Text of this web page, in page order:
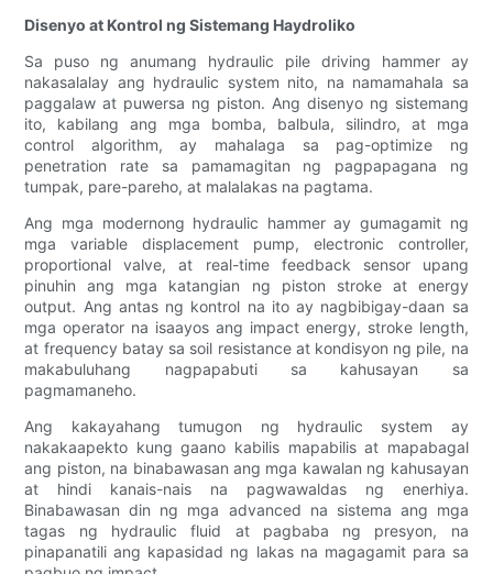
Disenyo at Kontrol ng Sistemang Haydroliko
Sa puso ng anumang hydraulic pile driving hammer ay
nakasalalay ang hydraulic system nito, na namamahala sa
paggalaw at puwersa ng piston. Ang disenyo ng sistemang
ito, kabilang ang mga bomba, balbula, silindro, at mga
control algorithm, ay mahalaga sa pag-optimize ng
penetration rate sa pamamagitan ng pagpapagana ng
tumpak, pare-pareho, at malalakas na pagtama.
Ang mga modernong hydraulic hammer ay gumagamit ng
mga variable displacement pump, electronic controller,
proportional valve, at real-time feedback sensor upang
pinuhin ang mga katangian ng piston stroke at energy
output. Ang antas ng kontrol na ito ay nagbibigay-daan sa
mga operator na isaayos ang impact energy, stroke length,
at frequency batay sa soil resistance at kondisyon ng pile, na
makabuluhang nagpapabuti sa kahusayan sa
pagmamaneho.
Ang kakayahang tumugon ng hydraulic system ay
nakakaapekto kung gaano kabilis mapabilis at mapabagal
ang piston, na binabawasan ang mga kawalan ng kahusayan
at hindi kanais-nais na pagwawaldas ng enerhiya.
Binabawasan din ng mga advanced na sistema ang mga
tagas ng hydraulic fluid at pagbaba ng presyon, na
pinapanatili ang kapasidad ng lakas na magagamit para sa